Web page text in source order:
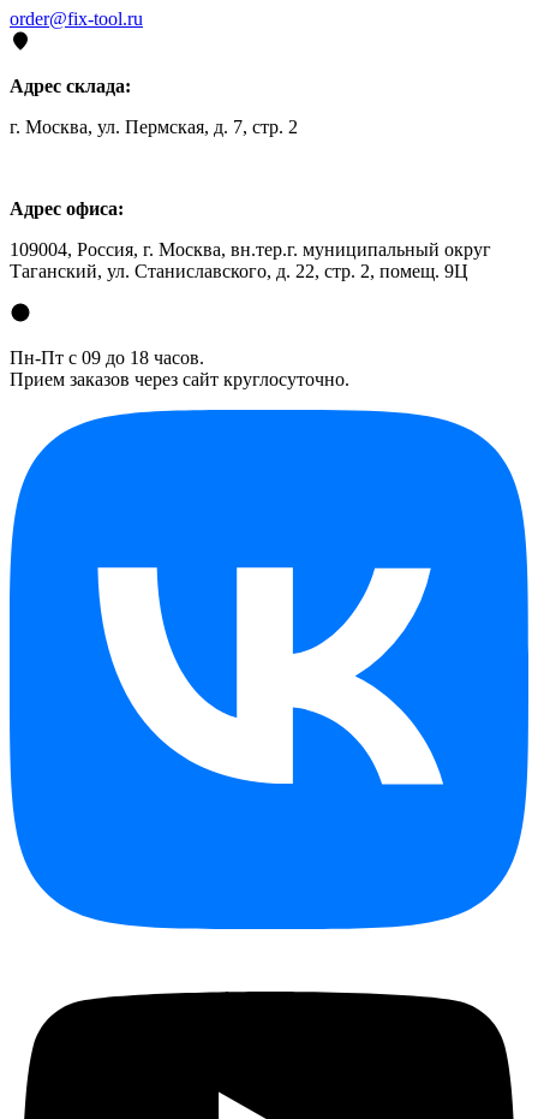
order@fix-tool.ru
Адрес склада:
г. Москва, ул. Пермская, д. 7, стр. 2
Адрес офиса:
109004, Россия, г. Москва, вн.тер.г. муниципальный округ
Таганский, ул. Станиславского, д. 22, стр. 2, помещ. 9Ц
Пн-Пт с 09 до 18 часов.
Прием заказов через сайт круглосуточно.